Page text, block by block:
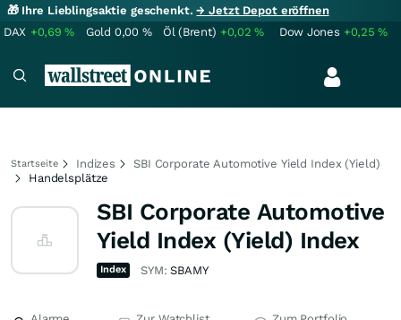
🎁 Ihre Lieblingsaktie geschenkt.→ Jetzt Depot eröffnen
DAX +0,69% Gold 0,00 % Öl (Brent) +0,02% Dow Jones +0,25%
Startseite Indizes
SBI Corporate Automotive Yield Index (Yield)
Handelsplätze
SBI Corporate Automotive
Yield Index (Yield) Index
Index SYM:SBAMY